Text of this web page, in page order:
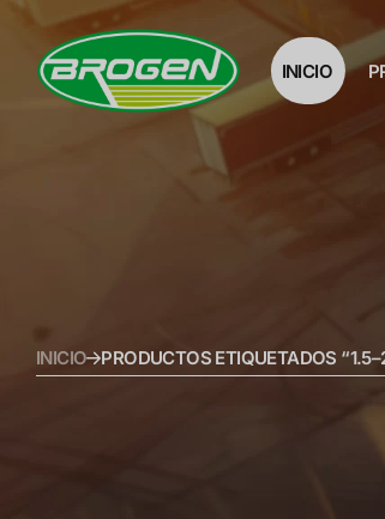
INICIO
INICIO PRODUCTOS ETIQUETADOS